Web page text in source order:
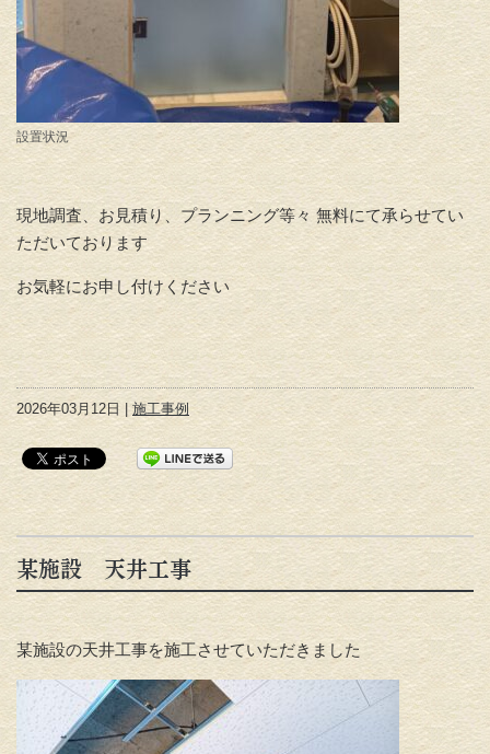
設置状況
現地調査、お見積り、プランニング等々 無料にて承らせてい
ただいております
お気軽にお申し付けください
2026年03月12日 | 施工事例
某施設 天井工事
某施設の天井工事を施工させていただきました